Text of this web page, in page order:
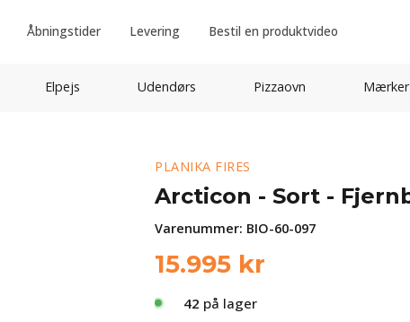
Åbningstider Levering Bestil en produktvideo
Elpejs Udendørs Pizzaovn Mærker
PLANIKA FIRES
Arcticon - Sort -
Varenummer: BIO-60-097
15.995 kr
42 på lager